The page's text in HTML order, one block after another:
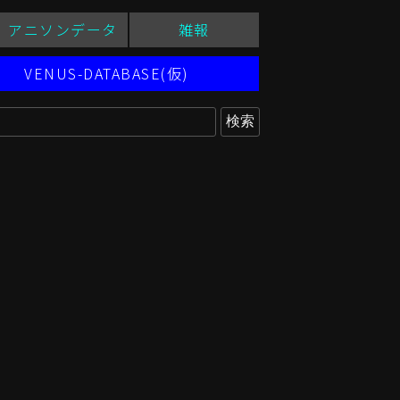
アニソンデータ 雑報
VENUS-DATABASE(仮)